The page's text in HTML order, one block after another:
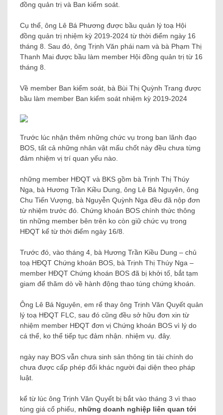
đồng quản trị và Ban kiểm soát.
Cụ thể, ông Lê Bá Phương được bầu quản lý toạ Hội
đồng quản trị nhiệm kỳ 2019-2024 từ thời điểm ngày 16
tháng 8. Sau đó, ông Trịnh Văn phái nam và bà Phạm Thị
Thanh Mai được bầu làm member Hội đồng quản trị từ 16
tháng 8.
Về member Ban kiểm soát, bà Bùi Thị Quỳnh Trang được
bầu làm member Ban kiểm soát nhiệm kỳ 2019-2024
Trước lúc nhận thêm những chức vụ trong ban lãnh đạo
BOS, tất cả những nhân vật mấu chốt này đều chưa từng
đảm nhiệm vị trí quan yếu nào.
những member HĐQT và BKS gồm bà Trịnh Thị Thúy
Nga, bà Hương Trần Kiều Dung, ông Lê Bá Nguyên, ông
Chu Tiến Vượng, bà Nguyễn Quỳnh Nga đều đã nộp đơn
từ nhiệm trước đó. Chứng khoán BOS chính thức thông
tin những member bên trên ko còn giữ chức vụ trong
HĐQT kể từ thời điểm ngày 16/8.
Trước đó, vào tháng 4, bà Hương Trần Kiều Dung – chủ
toạ HĐQT Chứng khoán BOS, bà Trịnh Thị Thúy Nga –
member HĐQT Chứng khoán BOS đã bị khởi tố, bắt tạm
giam để thăm dò về hành động thao túng chứng khoán.
Ông Lê Bá Nguyên, em rể thay ông Trịnh Văn Quyết quản
lý toạ HĐQT FLC, sau đó cũng đều sở hữu đơn xin từ
nhiệm member HĐQT đơn vị Chứng khoán BOS vì lý do
cá thể, ko thể tiếp tục đảm nhận. nhiệm vụ. đây.
ngày nay BOS vẫn chưa sinh sản thông tin tài chính do
chưa được cấp phép đổi khác người đại diện theo pháp
luật.
kể từ lúc ông Trịnh Văn Quyết bị bắt vào tháng 3 vì thao
túng giá cổ phiếu, những doanh nghiệp liên quan tới